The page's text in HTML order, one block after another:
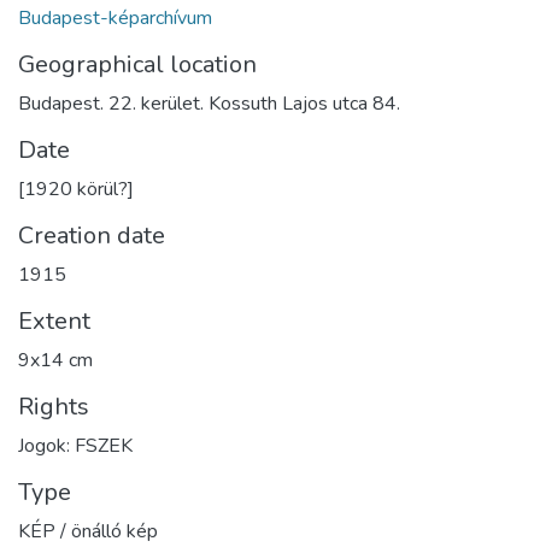
Budapest-képarchívum
Geographical location
Budapest. 22. kerület. Kossuth Lajos utca 84.
Date
[1920 körül?]
Creation date
1915
Extent
9x14 cm
Rights
Jogok: FSZEK
Type
KÉP / önálló kép